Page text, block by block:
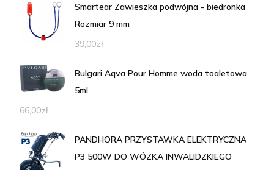
Smartear Zawieszka podwójna - biedronka
Rozmiar 9 mm
39,00zł
Bulgari Aqva Pour Homme woda toaletowa
5ml
66,00zł
PANDHORA PRZYSTAWKA ELEKTRYCZNA
P3 500W DO WÓZKA INWALIDZKIEGO